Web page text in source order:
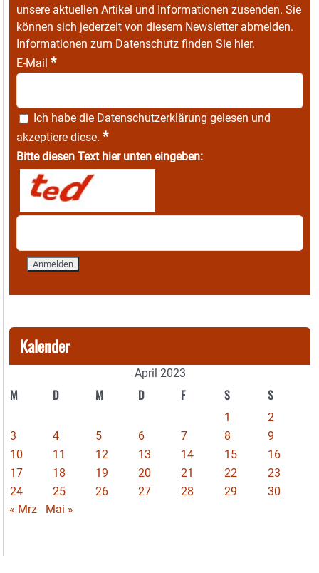
unsere aktuellen Artikel und Informationen zusenden. Sie
können sich jederzeit von diesem Newsletter abmelden.
Informationen zum Datenschutz finden Sie hier.
E-Mail *
Ich habe die Datenschutzerklärung gelesen und
akzeptiere diese. *
Bitte diesen Text hier unten eingeben:
Kalender
April 2023
M D M D F S S
1
2
3
4 5 6 7 8
9
10
11 12 13 14 15
16
17
18 19 20 21 22
23
24
25 26 27 28 29
30
« Mrz
Mai »